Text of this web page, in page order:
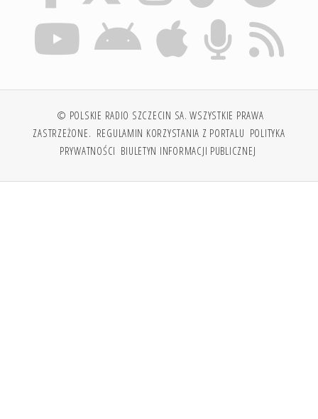
© POLSKIE RADIO SZCZECIN SA. WSZYSTKIE PRAWA
ZASTRZEŻONE. REGULAMIN KORZYSTANIA Z PORTALU POLITYKA
PRYWATNOŚCI BIULETYN INFORMACJI PUBLICZNEJ